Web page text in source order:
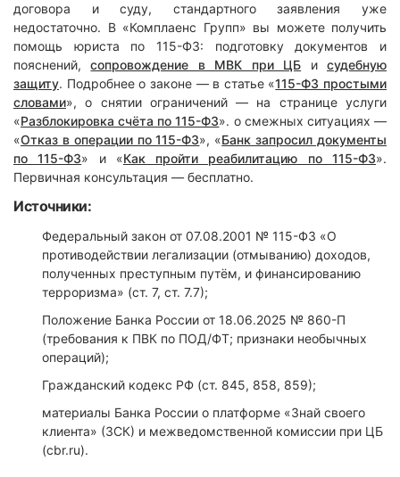
договора и суду, стандартного заявления уже
недостаточно. В «Комплаенс Групп» вы можете получить
помощь юриста по 115-ФЗ: подготовку документов и
пояснений,сопровождение в МВК при ЦБ исудебную
защиту. Подробнее о законе — в статье «115-ФЗ простыми
словами», о снятии ограничений — на странице услуги
«Разблокировка счёта по 115-ФЗ». о смежных ситуациях —
«Отказ в операции по 115-ФЗ», «Банк запросил документы
по 115-ФЗ» и «Как пройти реабилитацию по 115-ФЗ».
Первичная консультация — бесплатно.
Источники:
Федеральный закон от 07.08.2001 № 115-ФЗ «О
противодействии легализации (отмыванию) доходов,
полученных преступным путём, и финансированию
терроризма» (ст. 7, ст. 7.7);
Положение Банка России от 18.06.2025 № 860-П
(требования к ПВК по ПОД/ФТ; признаки необычных
операций);
Гражданский кодекс РФ (ст. 845, 858, 859);
материалы Банка России о платформе «Знай своего
клиента» (ЗСК) и межведомственной комиссии при ЦБ
(cbr.ru).